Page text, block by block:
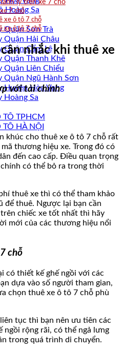
Hoàng Sa
Quận Sơn Trà
Quận Hải Châu
Quận Cẩm Lệ
Quận Thanh Khê
Quận Liên Chiểu
Quận Ngũ Hành Sơn
Huyện Hòa Vang
Hoàng Sa
TÔ TPHCM
HÀ NỘI
lý trên xe 7 chỗ
7 chỗ
xe ô tô 7 chỗ
xe ô tô 7 chỗ
nhắc khi thuê xe
với tài chính
khúc cho thuê xe ô tô 7 chỗ rất
thương hiệu xe. Trong đó có
đến cao cấp. Điều quan trọng
có thể bỏ ra trong thời
thuê xe thì có thể tham khảo
để thuê. Ngược lại bạn cần
chiếc xe tốt nhất thì hãy
mới của các thương hiệu nổi
chỗ
có thiết kế ghế ngồi với các
dựa vào số người tham gian,
chọn thuê xe ô tô 7 chỗ phù
tục thì bạn nên ưu tiên các
ngồi rộng rãi, có thể ngả lưng
trong quá trình di chuyển.